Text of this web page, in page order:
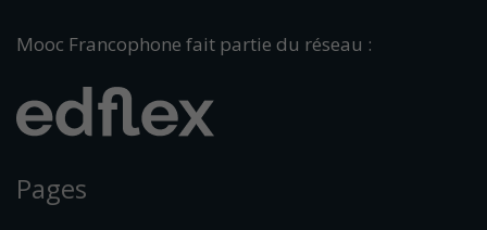
Mooc Francophone fait partie du réseau :
Pages